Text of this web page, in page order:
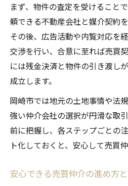
売買仲介で信頼を失う
売買仲介の三大タブー
法
取引を円滑に進めるための
売買仲介における誠実
売買仲介で信頼関係を
ョン術
売買仲介マナーで取引
ント
連絡や書類提出で守る
まず、物件の査定を受けること
頼できる不動産会社と媒介契約
その後、広告活動や内覧対応を
交渉を行い、合意に至れば売買
には残金決済と物件の引き渡し
成立します。
岡崎市では地元の土地事情や法
強い仲介会社の選択が円滑な取
前に把握し、各ステップごとの
ト化しておくと、安心して売買
安心できる売買仲介の進め方